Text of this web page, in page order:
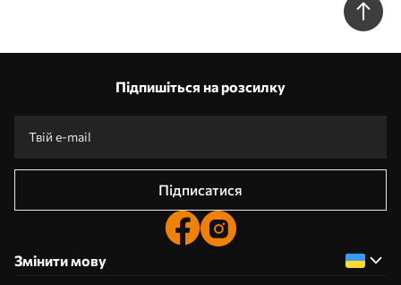
Підпишіться на розсилку
Підписатися
Змінити мову